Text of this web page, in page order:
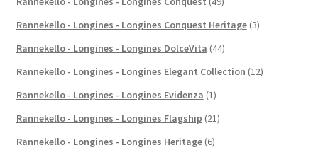
Rannekello - Longines - Longines Conquest Heritage (3)
Rannekello - Longines - Longines DolceVita (44)
Rannekello - Longines - Longines Elegant Collection (12)
Rannekello - Longines - Longines Evidenza (1)
Rannekello - Longines - Longines Flagship (21)
Rannekello - Longines - Longines Heritage (6)